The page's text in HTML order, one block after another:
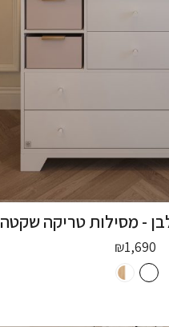
- מסילות טריקה שקטה
₪1,690